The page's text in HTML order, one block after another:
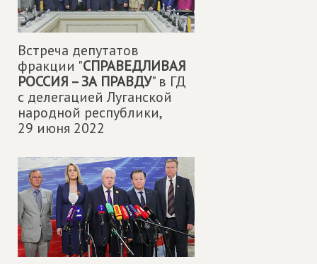
Встреча депутатов
фракции "СПРАВЕДЛИВАЯ
РОССИЯ – ЗА ПРАВДУ" в ГД
с делегацией Луганской
народной республики,
29 июня 2022